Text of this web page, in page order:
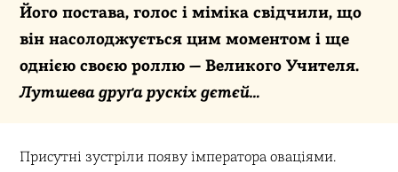
Його постава, голос і міміка свідчили, що
він насолоджується цим моментом і ще
однією своєю роллю — Великого Учителя.
Лутшева друґа рускіх дєтєй…
Присутні зустріли появу імператора оваціями.